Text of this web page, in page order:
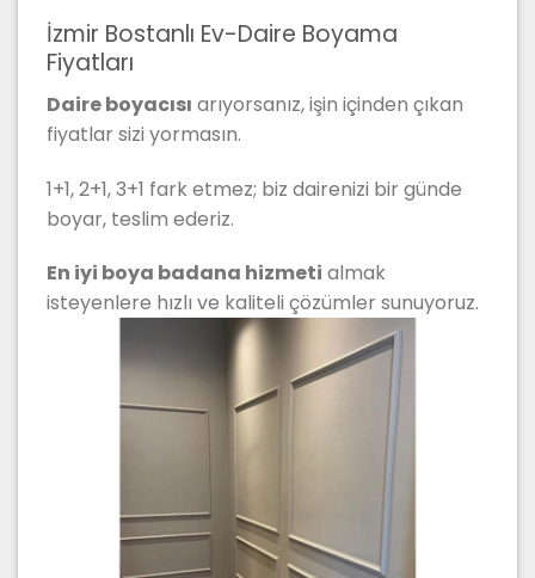
İzmir Bostanlı Ev-Daire Boyama
Fiyatları
Daire boyacısı arıyorsanız, işin içinden çıkan
fiyatlar sizi yormasın.
1+1, 2+1, 3+1 fark etmez; biz dairenizi bir günde
boyar, teslim ederiz.
En iyi boya badana hizmeti almak
isteyenlere hızlı ve kaliteli çözümler sunuyoruz.